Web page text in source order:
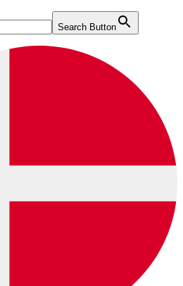
Search Button